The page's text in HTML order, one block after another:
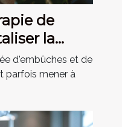
de
la
d'embûches et de
parfois mener à